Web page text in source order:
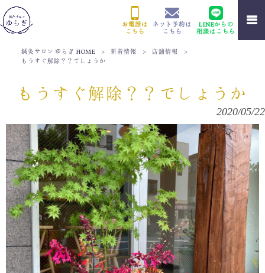
お電話は
こちら
ネット予約は
こちら
LINEからの
相談はこちら
鍼灸サロン ゆらぎ HOME > 新着情報 > 店舗情報
>
もうすぐ解除？？でしょうか
もうすぐ解除？？でしょうか
2020/05/22